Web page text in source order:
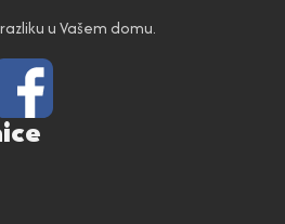
u Vašem domu.